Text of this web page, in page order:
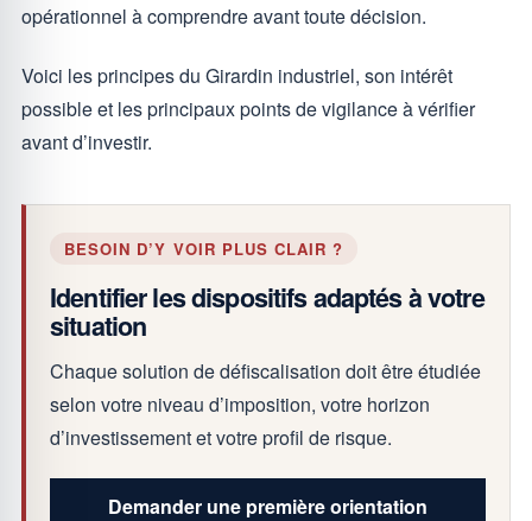
opérationnel à comprendre avant toute décision.
Voici les principes du Girardin industriel, son intérêt
possible et les principaux points de vigilance à vérifier
avant d’investir.
BESOIN D’Y VOIR PLUS CLAIR ?
Identifier les dispositifs adaptés à votre
situation
Chaque solution de défiscalisation doit être étudiée
selon votre niveau d’imposition, votre horizon
d’investissement et votre profil de risque.
Demander une première orientation